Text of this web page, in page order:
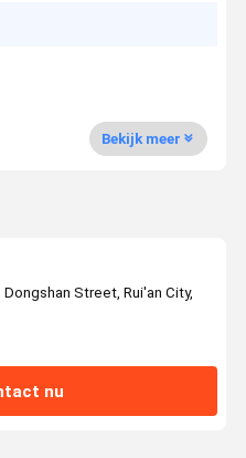
Bekijk meer
Street, Rui'an City,
nu